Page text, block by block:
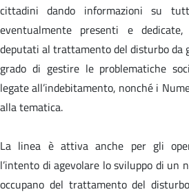
cittadini dando informazioni su
eventualmente presenti e
deputati al trattamento del disturbo da
grado di gestire le problematiche
legate all’indebitamento, nonché i
alla tematica.
La linea è attiva anche per gli
l’intento di agevolare lo sviluppo di un
occupano del trattamento del